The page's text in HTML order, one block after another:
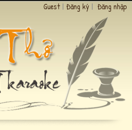
Guest | Đăng ký | Đăng nhập